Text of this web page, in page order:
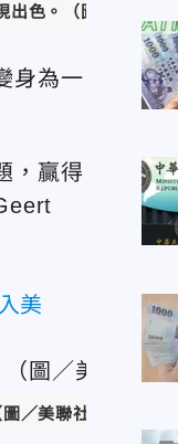
出色。 （圖／美聯社）
身為一
，贏得
美
圖／美聯社）